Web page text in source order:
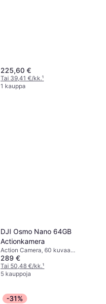
225,60 €
Tai 39,41 €/kk.¹
1 kauppa
DJI Osmo Nano 64GB
Actionkamera
Action Camera, 60 kuvaa
sekunnissa, 2160p (4K)
289 €
Tai 50,48 €/kk.¹
5 kauppoja
-31%